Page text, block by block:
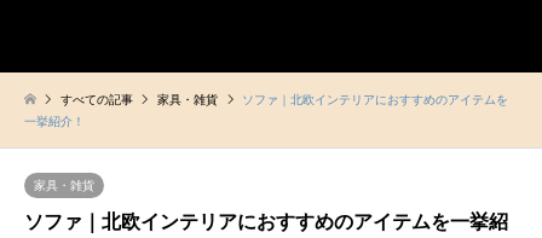
すべての記事 家具・雑貨
ソファ｜北欧インテリアにおすすめのアイテムを
一挙紹介！
家具・雑貨
ソファ｜北欧インテリアにおすすめのアイテムを一挙紹